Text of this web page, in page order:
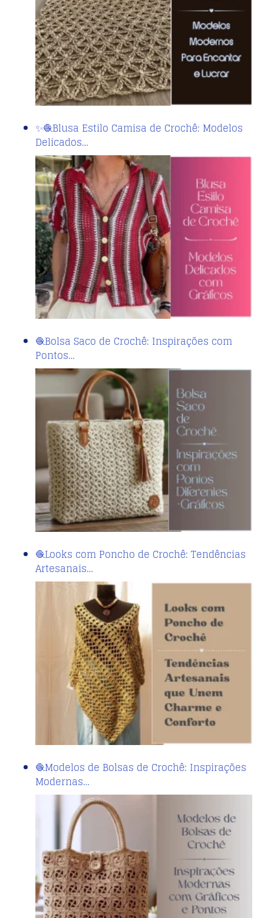
✨🧶Blusa Estilo Camisa de Crochê: Modelos
Delicados…
🧶Bolsa Saco de Crochê: Inspirações com
Pontos…
🧶Looks com Poncho de Crochê: Tendências
Artesanais…
🧶Modelos de Bolsas de Crochê: Inspirações
Modernas…